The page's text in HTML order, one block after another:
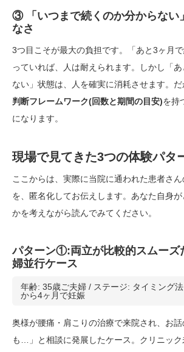
③ 「いつまで続くのか分からない
なさ
3つ目こそが最大の負担です。「あと3ヶ月
っていれば、人は耐えられます。しかし「
ない」状態は、人を確実に消耗させます。
判断フレームワーク(回数と期間の目安)を持
になります。
現場で見てきた3つの体験パタ
ここからは、実際に当院に通われた患者さ
を、匿名化してお伝えします。あなた自身
かを考えながら読んでみてください。
パターン①:両立が比較的スムーズ
婦並行ケース
年齢: 35歳ご夫婦 / ステージ: タイミング
から4ヶ月で妊娠
奥様が腰痛・肩こりの治療で来院され、お
も…」と相談に発展したケース。クリニック